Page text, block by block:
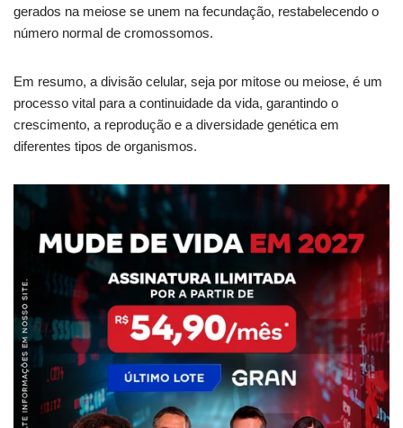
gerados na meiose se unem na fecundação, restabelecendo o
número normal de cromossomos.
Em resumo, a divisão celular, seja por mitose ou meiose, é um
processo vital para a continuidade da vida, garantindo o
crescimento, a reprodução e a diversidade genética em
diferentes tipos de organismos.